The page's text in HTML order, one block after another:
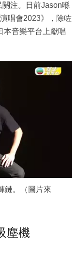
注。日前Jason喺
唱會2023》，除咗
本音樂平台上獻唱
鏈。（圖片來
塵機